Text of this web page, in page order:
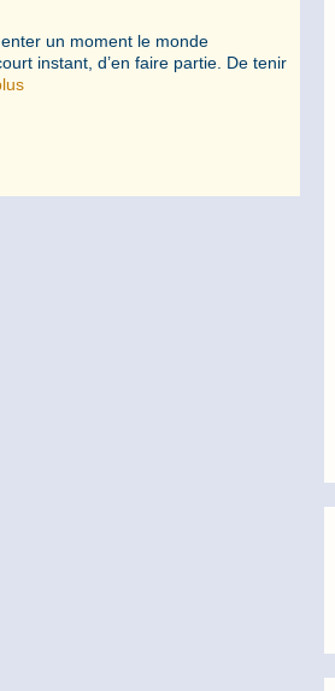
un moment le monde
instant, d’en faire partie. De tenir